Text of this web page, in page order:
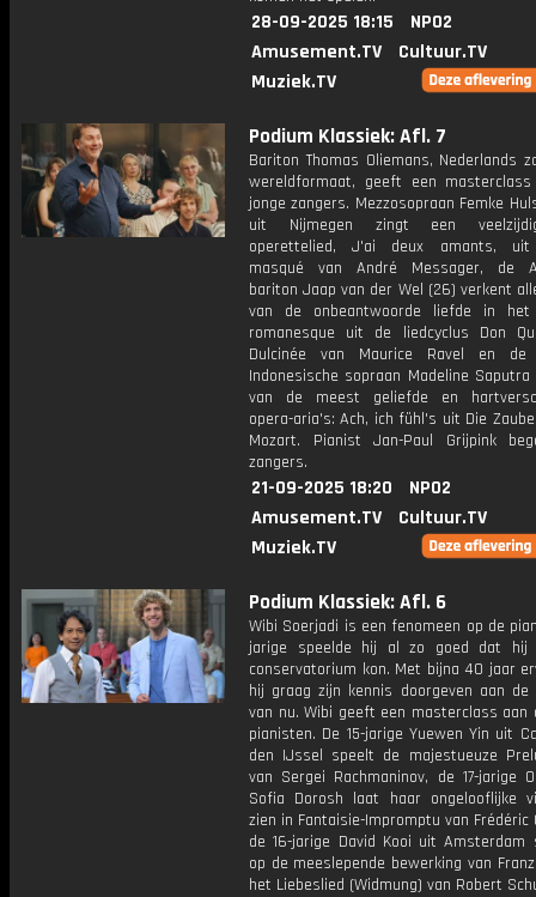
28-09-2025 18:15
NPO2
Amusement.TV
Cultuur.TV
Muziek.TV
Podium Klassiek: Afl. 7
Bariton Thomas Oliemans, Nederlands
wereldformaat, geeft een
jonge zangers. Mezzosopraan Femke
uit Nijmegen zingt een
operettelied, J'ai deux amants, uit
masqué van André Messager, de
bariton Jaap van der Wel (26) verkent
van de onbeantwoorde liefde in het
romanesque uit de liedcyclus Don
Dulcinée van Maurice Ravel en de
Indonesische sopraan Madeline
van de meest geliefde en
opera-aria's: Ach, ich fühl's uit Die
Mozart. Pianist Jan-Paul Grijpink
zangers.
21-09-2025 18:20
NPO2
Amusement.TV
Cultuur.TV
Muziek.TV
Podium Klassiek: Afl. 6
Wibi Soerjadi is een fenomeen op de
jarige speelde hij al zo goed dat hij
conservatorium kon. Met bijna 40 jaar
hij graag zijn kennis doorgeven aan de
van nu. Wibi geeft een masterclass aan
pianisten. De 15-jarige Yuewen Yin uit
den IJssel speelt de majestueuze
van Sergei Rachmaninov, de 17-jarige
Sofia Dorosh laat haar ongelooflijke
zien in Fantaisie-Impromptu van Frédéric
de 16-jarige David Kooi uit
op de meeslepende bewerking van
het Liebeslied (Widmung) van Robert